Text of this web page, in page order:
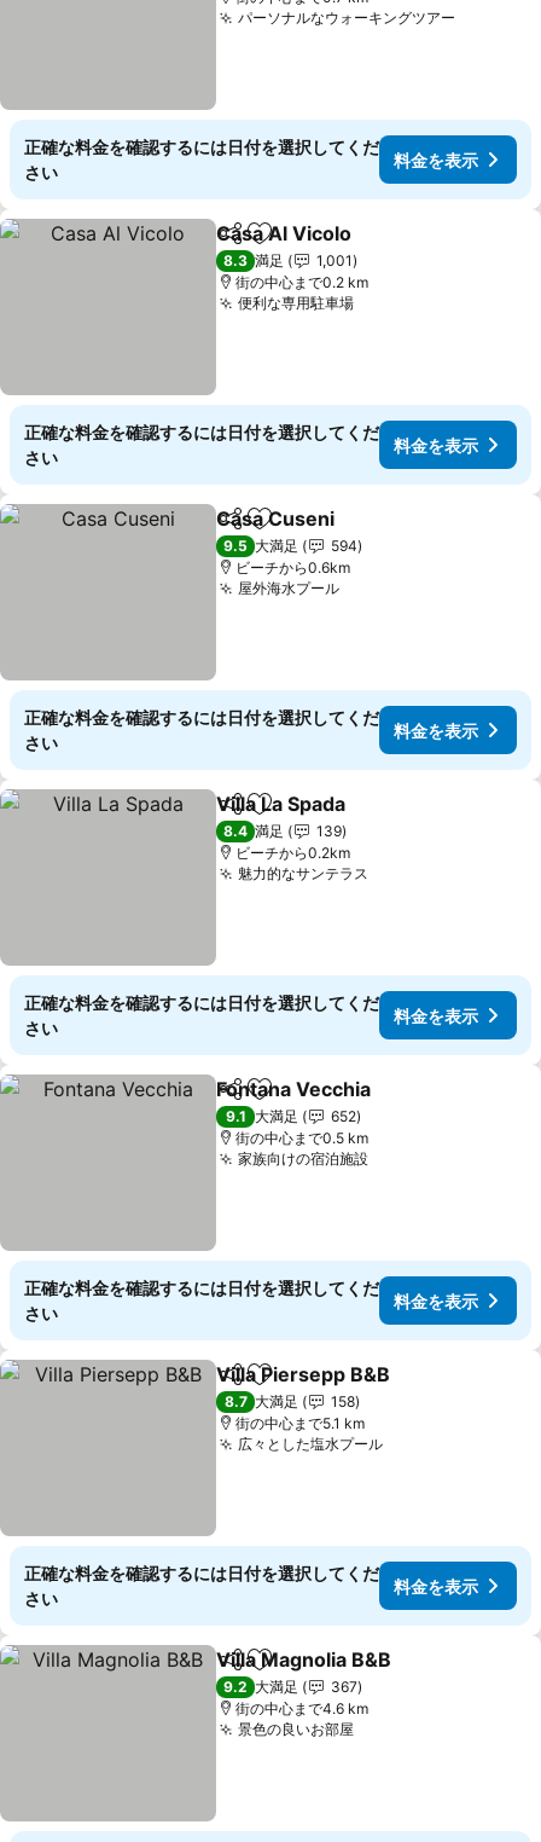
パーソナルなウォーキングツアー
正確な料金を確認するには日付を選択してくだ
さい
料金を表示
シェアお気に入りに追加
Casa Al Vicolo
8.3 満足
1,001
街の中心まで0.2 km
便利な専用駐車場料金を表示
正確な料金を確認するには日付を選択してくだ
さい
料金を表示
シェアお気に入りに追加
Casa Cuseni
9.5 大満足
594
ビーチから0.6km
屋外海水プール料金を表示
正確な料金を確認するには日付を選択してくだ
さい
料金を表示
シェアお気に入りに追加
Villa La Spada
8.4 満足
139
ビーチから0.2km
魅力的なサンテラス
正確な料金を確認するには日付を選択してくだ
さい
料金を表示
シェアお気に入りに追加
Fontana Vecchia
9.1 大満足
652
街の中心まで0.5 km
家族向けの宿泊施設料金を表示
正確な料金を確認するには日付を選択してくだ
さい
料金を表示
シェアお気に入りに追加
Villa Piersepp B&B
8.7 大満足
158
街の中心まで5.1 km
広々とした塩水プール料金を表示
正確な料金を確認するには日付を選択してくだ
さい
料金を表示
シェアお気に入りに追加
Villa Magnolia B&B
9.2 大満足
367
街の中心まで4.6 km
景色の良いお部屋料金を表示